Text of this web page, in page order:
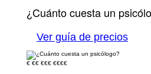
¿Cuánto cuesta un
Ver guía de precios
€ €€ €€€ €€€€